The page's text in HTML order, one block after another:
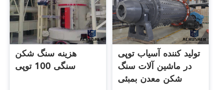
هزینه سنگ شکن
سنگی 100 توپی
تولید کننده آسیاب توپی
در ماشین آلات سنگ
شکن معدن بمبئی